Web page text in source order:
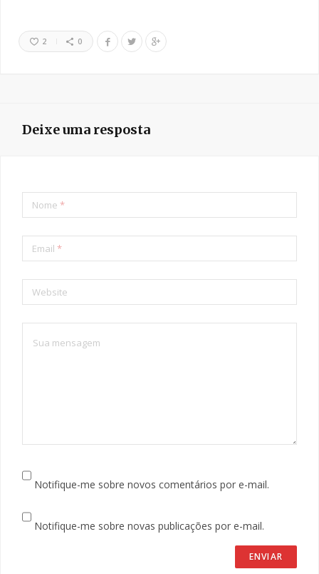
2 0
Deixe uma resposta
Nome *
Email *
Website
Notifique-me sobre novos comentários por e-mail.
Notifique-me sobre novas publicações por e-mail.